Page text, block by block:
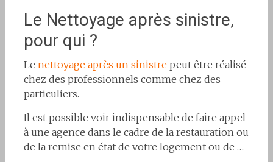
Le Nettoyage après sinistre,
pour qui ?
Le nettoyage après un sinistrepeut être réalisé
chez des professionnels comme chez des
particuliers.
Il est possible voir indispensable de faire appel
à une agence dans le cadre de la restauration ou
de la remise en état de votre logement ou de …